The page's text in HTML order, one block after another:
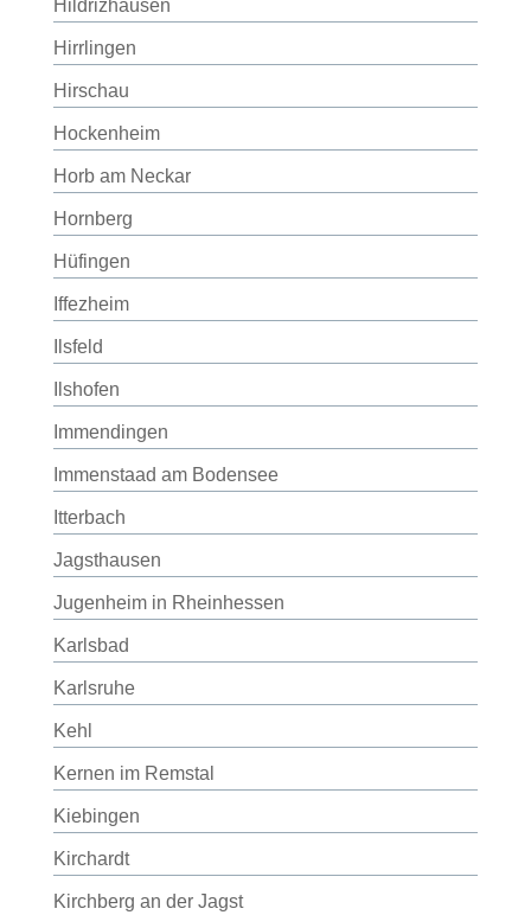
Hildrizhausen
Hirrlingen
Hirschau
Hockenheim
Horb am Neckar
Hornberg
Hüfingen
Iffezheim
Ilsfeld
Ilshofen
Immendingen
Immenstaad am Bodensee
Itterbach
Jagsthausen
Jugenheim in Rheinhessen
Karlsbad
Karlsruhe
Kehl
Kernen im Remstal
Kiebingen
Kirchardt
Kirchberg an der Jagst